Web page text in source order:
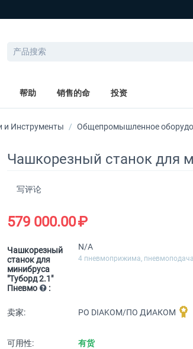
帮助 销售的命 投资
Инструменты / Общепромышленное
Чашкорезный станок для
写评论
579 000.00₽
Чашкорезный
станок для
минибруса
"Туборд 2.1"
Пневмо
:
N/A
4 пневмоприжима,
卖家: PO DIAKOM/ПО ДИАКОМ
可用性:
有货